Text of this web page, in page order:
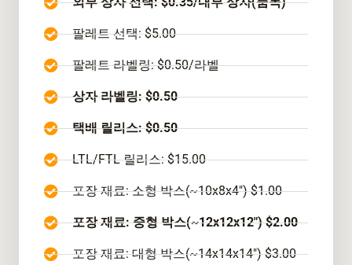
팔레트 선택: $5.00
팔레트 라벨링: $0.50/라벨
상자 라벨링: $0.50
택배 릴리스: $0.50
LTL/FTL 릴리스: $15.00
포장 재료: 소형 박스(~10x8x4") $1.00
포장 재료: 중형 박스(~12x12x12") $2.00
포장 재료: 대형 박스(~14x14x14") $3.00